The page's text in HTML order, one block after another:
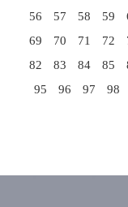
56
57 58 59
69
70 71 72
82
83 84 85
95
96 97 98